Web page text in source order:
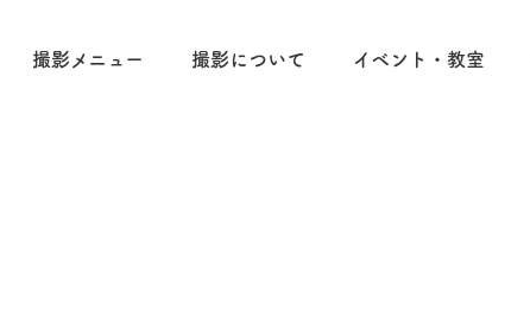
撮影メニュー 撮影について イベント・教室